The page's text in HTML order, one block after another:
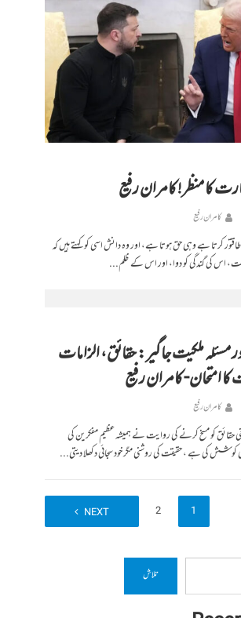
کا منظر! کامران رفیع
کامران رفیع
طاقتور کرتا ہے وہی حق ہوتا ہے، اور وہ دانش اسی کو کہتے ہیں کہ
اس کی گندگی کو دوا، اور اس کے ظلم...
مسئلہ ملکیت جاگیر: حقائق، الزامات
امتحان- کامران رفیع
کامران رفیع
حقائق کو مسخ کرنے کی روایت نے ہمیشہ عظیم مفکرین کی
کی ہے ، حقیقت کی روشنی مگر خود سجائی دکھلا دیتی...
1
2
NEXT
تلاش